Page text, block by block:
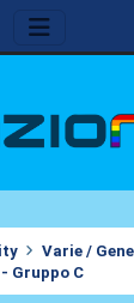
Varie /
Gruppo C